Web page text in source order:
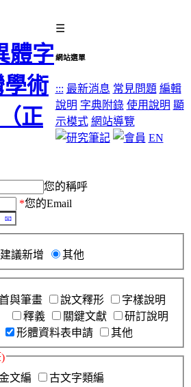
☰
網站選單
::: 最新消息 常見問題 編輯
說明 字典附錄 使用說明 顯
示模式 網站導覽
EN
您的稱呼
*您的Email
建議新增 其他
與筆畫 說文釋形
字樣說明
釋義 關鍵文獻
研訂說明
形體資料表申請 其他
文編
古文字類編